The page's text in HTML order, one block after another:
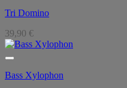
Tri Domino
39,90 €
Bass Xylophon